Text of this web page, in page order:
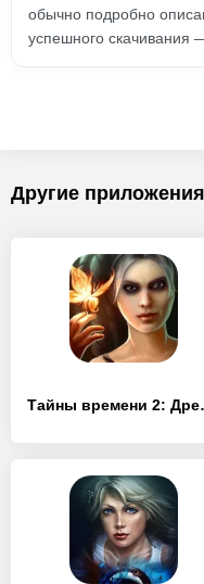
обычно подробно
успешного скачивания
Другие приложения
Тайны